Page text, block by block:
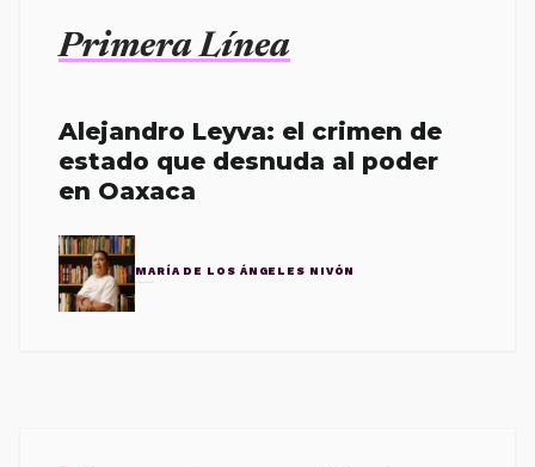
Primera Línea
Alejandro Leyva: el crimen de
estado que desnuda al poder
en Oaxaca
MARÍA DE LOS ÁNGELES NIVÓN